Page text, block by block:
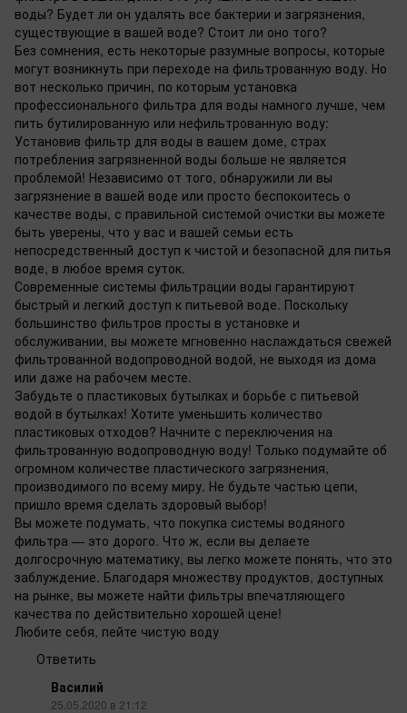
воды? Будет ли он удалять все бактерии и загрязнения,
существующие в вашей воде? Стоит ли оно того?
Без сомнения, есть некоторые разумные вопросы, которые
могут возникнуть при переходе на фильтрованную воду. Но
вот несколько причин, по которым установка
профессионального фильтра для воды намного лучше, чем
пить бутилированную или нефильтрованную воду:
Установив фильтр для воды в вашем доме, страх
потребления загрязненной воды больше не является
проблемой! Независимо от того, обнаружили ли вы
загрязнение в вашей воде или просто беспокоитесь о
качестве воды, с правильной системой очистки вы можете
быть уверены, что у вас и вашей семьи есть
непосредственный доступ к чистой и безопасной для питья
воде, в любое время суток.
Современные системы фильтрации воды гарантируют
быстрый и легкий доступ к питьевой воде. Поскольку
большинство фильтров просты в установке и
обслуживании, вы можете мгновенно наслаждаться свежей
фильтрованной водопроводной водой, не выходя из дома
или даже на рабочем месте.
Забудьте о пластиковых бутылках и борьбе с питьевой
водой в бутылках! Хотите уменьшить количество
пластиковых отходов? Начните с переключения на
фильтрованную водопроводную воду! Только подумайте об
огромном количестве пластического загрязнения,
производимого по всему миру. Не будьте частью цепи,
пришло время сделать здоровый выбор!
Вы можете подумать, что покупка системы водяного
фильтра — это дорого. Что ж, если вы делаете
долгосрочную математику, вы легко можете понять, что это
заблуждение. Благодаря множеству продуктов, доступных
на рынке, вы можете найти фильтры впечатляющего
качества по действительно хорошей цене!
Любите себя, пейте чистую воду
Ответить
Василий
25.05.2020 в 21:12